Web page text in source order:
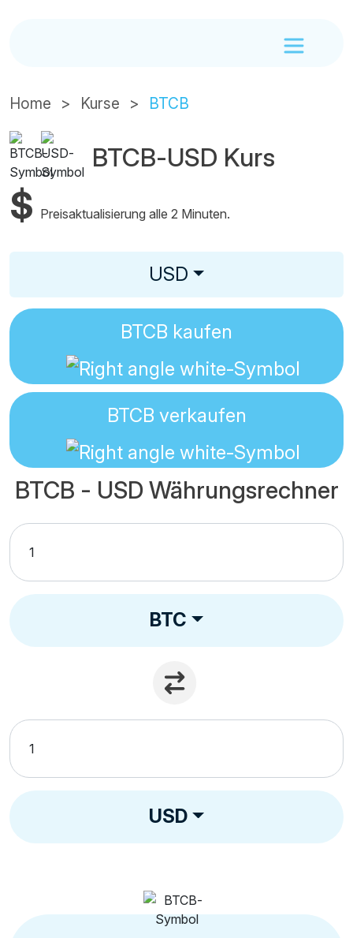
Home Kurse BTCB
BTCB-USD Kurs
$ Preisaktualisierung alle 2 Minuten.
USD
BTCB kaufen
BTCB verkaufen
BTCB - USD Währungsrechner
BTC
USD